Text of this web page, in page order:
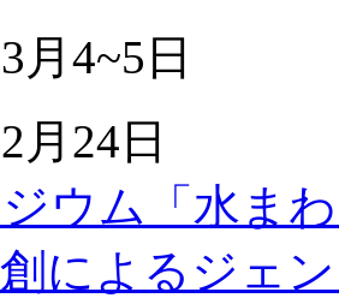
月4~5日
月24日
ウム「水ま
によるジェ